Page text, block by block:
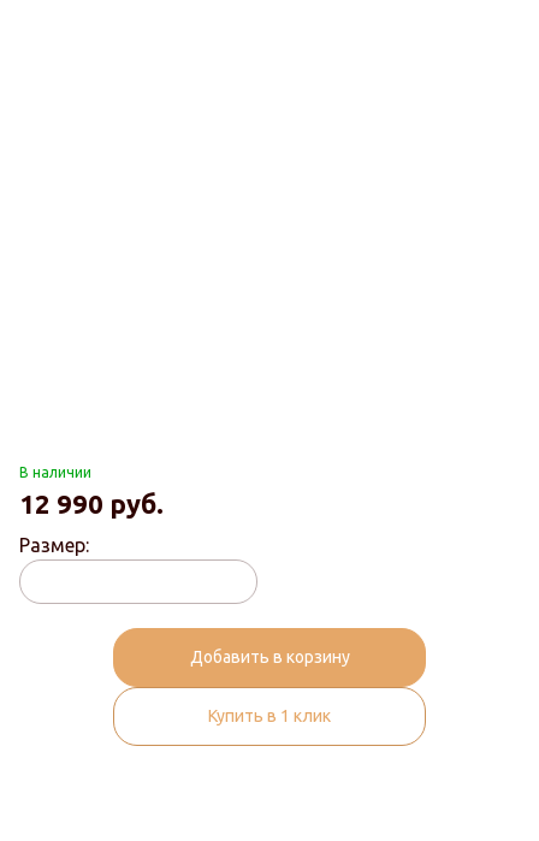
В наличии
12 990 руб.
Размер:
Добавить в корзину
Купить в 1 клик